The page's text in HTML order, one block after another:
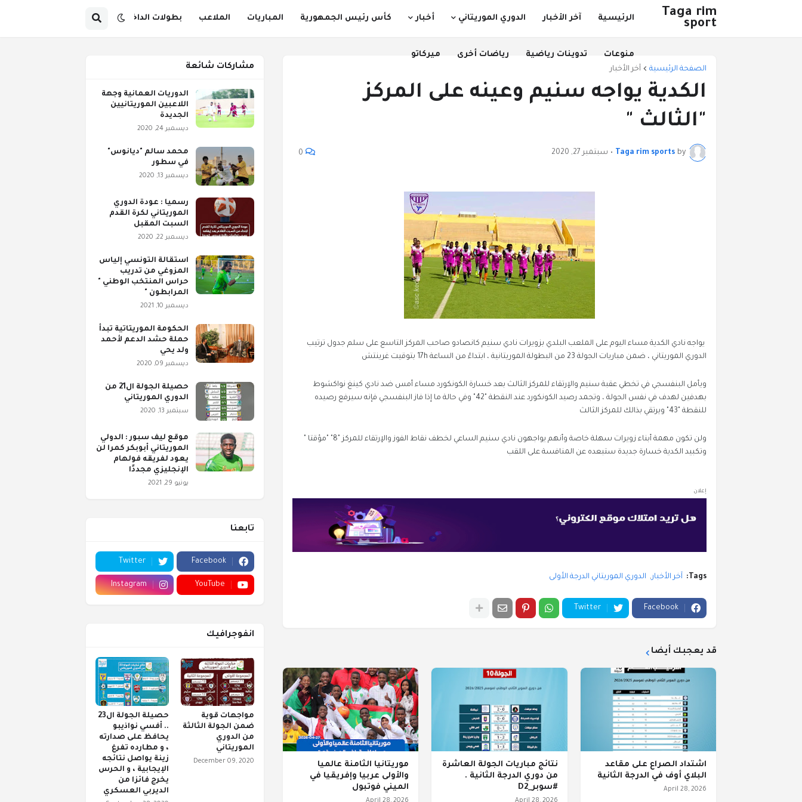
Taga rim
sport
الرئيسية آخر الأخبار الدوري الموريتاني أخبار كأس رئيس الجمهورية المباريات الملاعب بطولات الداخل
منوعات تدوينات رياضية رياضات أخرى ميركاتو
الصفحة الرئيسية آخر الأخبار
الكدية يواجه سنيم وعينه على المركز
"الثالث "
by
Taga rim sports
• سبتمبر 27, 2020 0
يواجه نادي الكدية مساء اليوم على الملعب البلدي بزويرات نادي سنيم كانصادو صاحب المركز التاسع على سلم جدول ترتيب
الدوري الموريتاني ، ضمن مباريات الجولة 23 من البطولة الموريتانية ، ابتداءً من الساعة 17h بتوقيت غرينتش
ويأمل البنفسجي في تخطي عقبة سنيم والإرتقاء للمركز الثالث بعد خسارة الكونكورد مساء أمس ضد نادي كينغ نواكشوط
بهدفين لهدف في نفس الجولة ، وتجمد رصيد الكونكورد عند النقطة "42" وفي حالة ما إذا فاز البنفسجي فإنه سيرفع رصيده
للنقطة "43" ويرتقي بذالك للمركز الثالث
ولن تكون مهمة أبناء زويرات سهلة خاصة وأنهم يواجهون نادي سنيم الساعي لخطف نقاط الفوز والإرتقاء للمركز "8" "مؤقتا "
وتكبيد الكدية خسارة جديدة ستبعده عن المنافسة على اللقب
إعلان
Tags: آخر الأخبار الدوري الموريتاني الدرجة الأولى
Facebook
Twitter
قد يعجبك أيضا
اشتداد الصراع على مقاعد
البلاي أوف في الدرجة الثانية
April 28, 2026
نتائج مباريات الجولة العاشرة
من دوري الدرجة الثانية .
#سوبر_D2
موريتانيا الثامنة عالميا
والأولى عربيا وإفريقيا في
الميني فوتبول
مشاركات شائعة
الدوريات العمانية وجهة
اللاعبين الموريتانيين
الجديدة
ديسمبر 24, 2020
محمد سالم "ديانوس"
في سطور
ديسمبر 13, 2020
رسميا : عودة الدوري
الموريتاني لكرة القدم
السبت المقبل
ديسمبر 22, 2020
استقالة التونسي إلياس
المزوغي من تدريب
حراس المنتخب الوطني "
المرابطون "
ديسمبر 10, 2021
الحكومة الموريتاتية تبدأ
حملة حشد الدعم لأحمد
ولد يحي
ديسمبر 09, 2020
حصيلة الجولة ال21 من
الدوري الموريتاني
سبتمبر 13, 2020
موقع ليف سبور : الدولي
الموريتاني أبوبكر كمرا لن
يعود لفريقه فولهام
الإنجليزي مجددًا
يونيو 29, 2021
تابعنا
Facebook
Twitter
YouTube
Instagram
انفوجرافيك
مواجهات قوية
ضمن الجولة الثالثة
من الدوري
الموريتاني
December 09, 2020
حصيلة الجولة ال23
.. أفسي نواذيبو
يحافظ على صدارته
، و مطارده تفرغ
زينة يواصل نتائجه
الإيجابية ، و الحرس
يخرج فائزا من
الديربي العسكري